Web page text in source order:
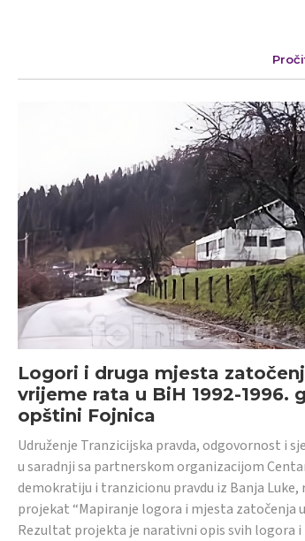
Logori i druga mjesta
vrijeme rata u BiH 1992-1996.
opštini Fojnica
Udruženje Tranzicijska pravda, odgovornost i
u saradnji sa partnerskom organizacijom
demokratiju i tranzicionu pravdu iz Banja Luke,
projekat “Mapiranje logora i mjesta zatočenja u
Rezultat projekta je narativni opis svih logora